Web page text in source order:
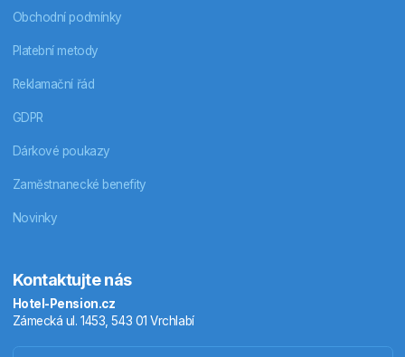
Obchodní podmínky
Platební metody
Reklamační řád
GDPR
Dárkové poukazy
Zaměstnanecké benefity
Novinky
Kontaktujte nás
Hotel-Pension.cz
Zámecká ul. 1453, 543 01 Vrchlabí